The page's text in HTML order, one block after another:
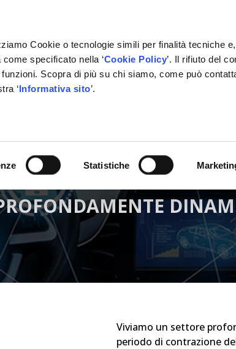
Cookie o tecnologie simili per finalità tecniche
specificato nella ‘Cookie Policy’. Il rifiuto del
Scopra di più su chi siamo, come può
‘Informativa sito’.
Statistiche
Viviamo un settore
periodo di contrazione